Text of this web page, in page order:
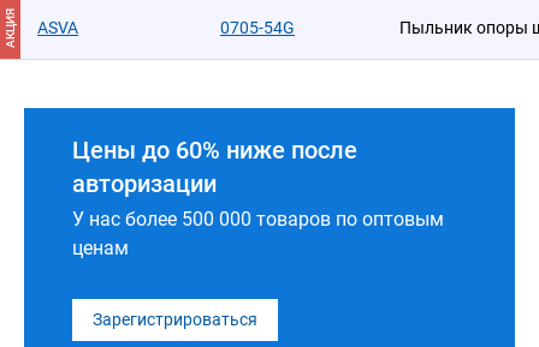
АКЦИЯ ASVA 0705-54G Пыльник опоры
Цены до 60% ниже после
авторизации
У нас более 500 000 товаров по оптовым
ценам
Зарегистрироваться